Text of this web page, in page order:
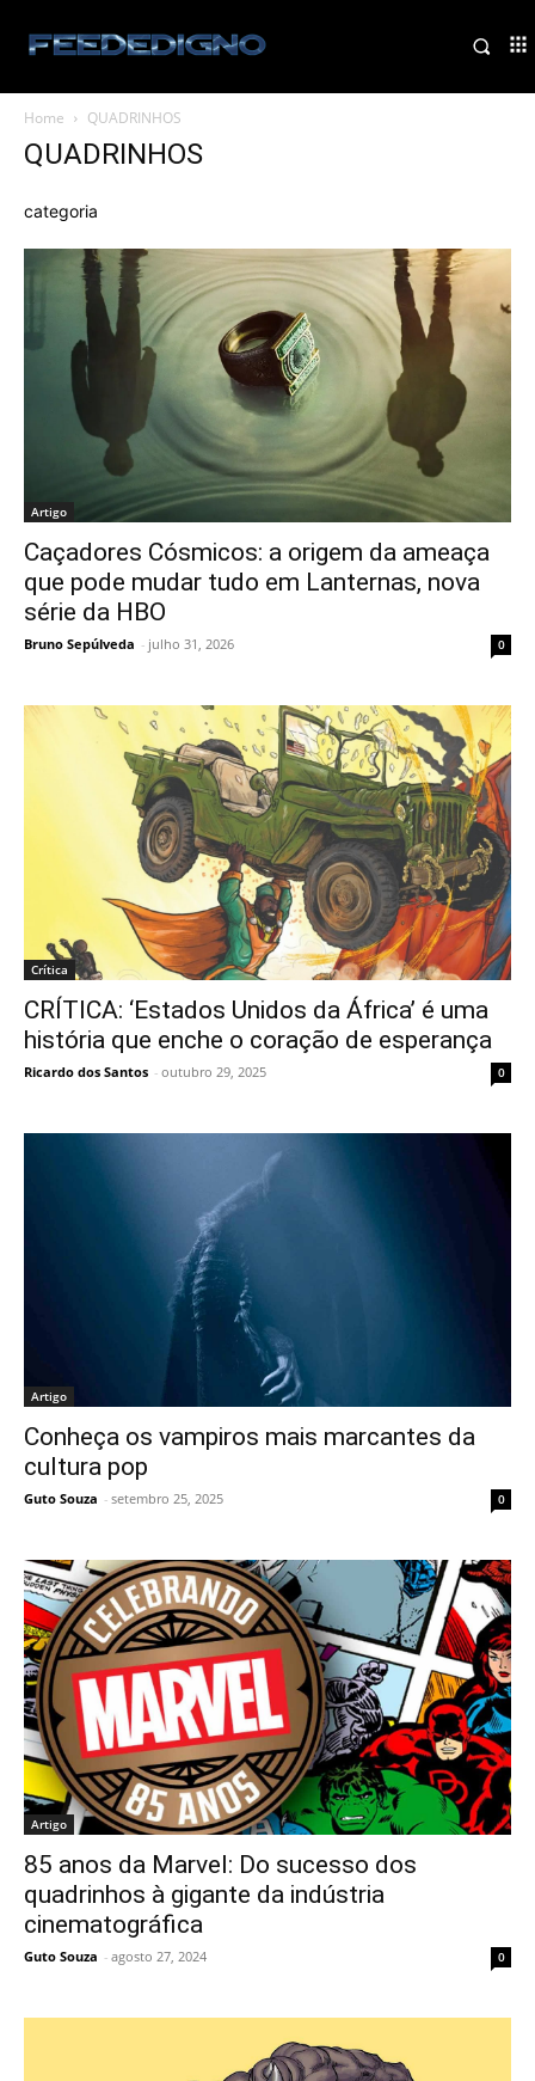
Home QUADRINHOS
QUADRINHOS
categoria
Artigo
Caçadores Cósmicos: a origem da ameaça
que pode mudar tudo em Lanternas, nova
série da HBO
Bruno Sepúlveda - julho 31, 2026 0
Crítica
CRÍTICA: ‘Estados Unidos da África’ é uma
história que enche o coração de esperança
Ricardo dos Santos - outubro 29, 2025 0
Artigo
Conheça os vampiros mais marcantes da
cultura pop
Guto Souza - setembro 25, 2025 0
Artigo
85 anos da Marvel: Do sucesso dos
quadrinhos à gigante da indústria
cinematográfica
Guto Souza - agosto 27, 2024 0